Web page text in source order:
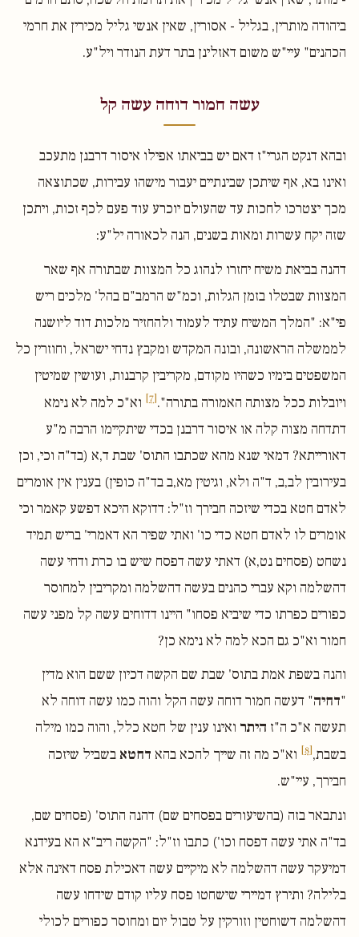
ביהודה מותרין, בגליל - אסורין, שאין אנשי גליל מכירין את חרמי
הכהנים" עיי"ש משום דאזלינן בתר דעת הנודר ויל"ע.
עשה חמור דוחה עשה קל
ובהא דנקט הגרי"ז דאם יש בביאתו אפילו איסור דרבנן מתעכב
ואינו בא, אף שיתכן שבינתיים יעבור מישהו עבירות, שכתוצאה
מכך יצטרכו לחכות עד שהעולם יוכרע עוד פעם לכף זכות, ויתכן
שזה יקח עשרות ומאות בשנים, הנה לכאורה יל"ע:
דהנה בביאת משיח יחזרו לנהוג כל המצוות שבתורה אף שאר
המצוות שבטלו בזמן הגלות, וכמ"ש הרמב"ם בהל' מלכים ריש
פי"א: "המלך המשיח עתיד לעמוד ולהחזיר מלכות דוד ליושנה
לממשלה הראשונה, ובונה המקדש ומקבץ נדחי ישראל, וחוזרין כל
המשפטים בימיו כשהיו מקודם, מקריבין קרבנות, ועושין שמיטין
ויובלות ככל מצותה האמורה בתורה".[7]
וא"כ למה לא נימא
דתדחה מצוה קלה או איסור דרבנן בכדי שיתקיימו הרבה מ"ע
דאורייתא? דמאי שנא מהא שכתבו התוס' שבת ד,א (בד"ה וכי, וכן
בעירובין לב,ב, ד"ה ולא, וגיטין מא,ב בד"ה כופין) בענין אין אומרים
לאדם חטא בכדי שיזכה חבירך וז"ל: דדוקא היכא דפשע קאמר וכי
אומרים לו לאדם חטא כדי כו' ואתי שפיר הא דאמרי' בריש תמיד
נשחט (פסחים נט,א) דאתי עשה דפסח שיש בו כרת ודחי עשה
דהשלמה וקא עברי כהנים בעשה דהשלמה ומקריבין למחוסר
כפורים כפרתו כדי שיביא פסחו" היינו דדוחים עשה קל מפני עשה
חמור וא"כ גם הכא למה לא נימא כן?
והנה בשפת אמת בתוס' שבת שם הקשה דכיון ששם הוא מדין
"דחיה" דעשה חמור דוחה עשה הקל והוה כמו עשה דוחה לא
תעשה א"כ ה"ז היתר ואינו ענין של חטא כלל, והוה כמו מילה
בשבת,[8] וא"כ מה זה שייך להכא בהא דחטאבשביל שיזכה
חבירך, עיי"ש.
ונתבאר בזה (בהשיעורים בפסחים שם) דהנה התוס' (פסחים שם,
בד"ה אתי עשה דפסח וכו') כתבו וז"ל: "הקשה ריב"א הא בעידנא
דמיעקר עשה דהשלמה לא מיקיים עשה דאכילת פסח דאינה אלא
בלילה? ותירץ דמיירי שישחטו פסח עליו קודם שידחו עשה
דהשלמה דשוחטין וזורקין על טבול יום ומחוסר כפורים לכולי